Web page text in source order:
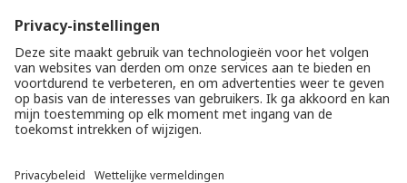
Provincialeweg 94-98
Die Niederlande
T+31 (0)418 632073
Einfo@unimogspecialist.nl